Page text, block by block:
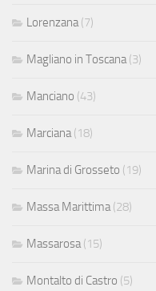
Lorenzana (7)
Magliano in Toscana (3)
Manciano (43)
Marciana (18)
Marina di Grosseto (19)
Massa Marittima (28)
Massarosa (15)
Montalto di Castro (5)